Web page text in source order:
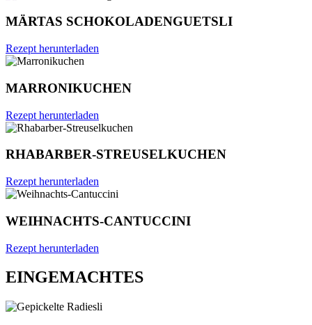
MÄRTAS SCHOKOLADENGUETSLI
Rezept herunterladen
MARRONIKUCHEN
Rezept herunterladen
RHABARBER-STREUSELKUCHEN
Rezept herunterladen
WEIHNACHTS-CANTUCCINI
Rezept herunterladen
EINGEMACHTES